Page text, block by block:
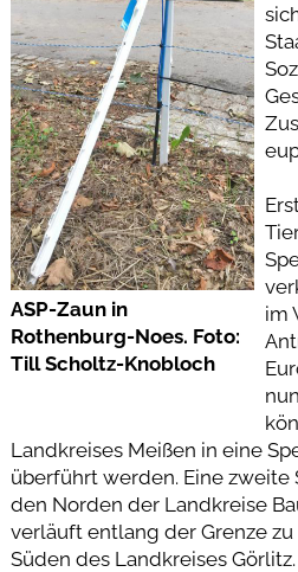
ASP-Zaun in
Rothenburg-Noes. Foto:
Till Scholtz-Knobloch
im
Landkreises Meißen in eine
überführt werden. Eine zweite
den Norden der Landkreise
verläuft entlang der Grenze
Süden des Landkreises